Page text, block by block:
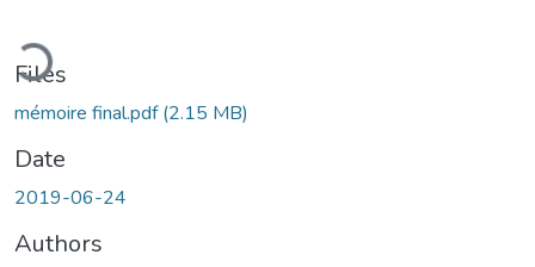
Files
mémoire final.pdf(2.15 MB)
Date
2019-06-24
Authors